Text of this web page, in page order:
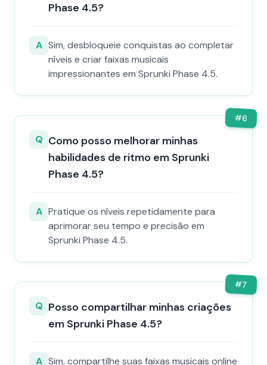
Phase 4.5?
A Sim, desbloqueie conquistas ao completar
níveis e criar faixas musicais
impressionantes em Sprunki Phase 4.5.
#6
Q Como posso melhorar minhas
habilidades de ritmo em Sprunki
Phase 4.5?
A Pratique os níveis repetidamente para
aprimorar seu tempo e precisão em
Sprunki Phase 4.5.
#7
Q Posso compartilhar minhas criações
em Sprunki Phase 4.5?
A Sim, compartilhe suas faixas musicais online